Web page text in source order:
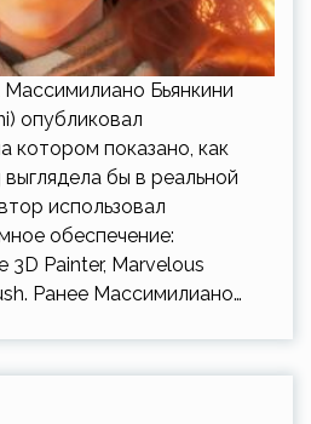
Бьянкини
опубликовал
котором показано, как
бы в реальной
использовал
обеспечение:
3D Painter, Marvelous
Ранее Массимилиано…